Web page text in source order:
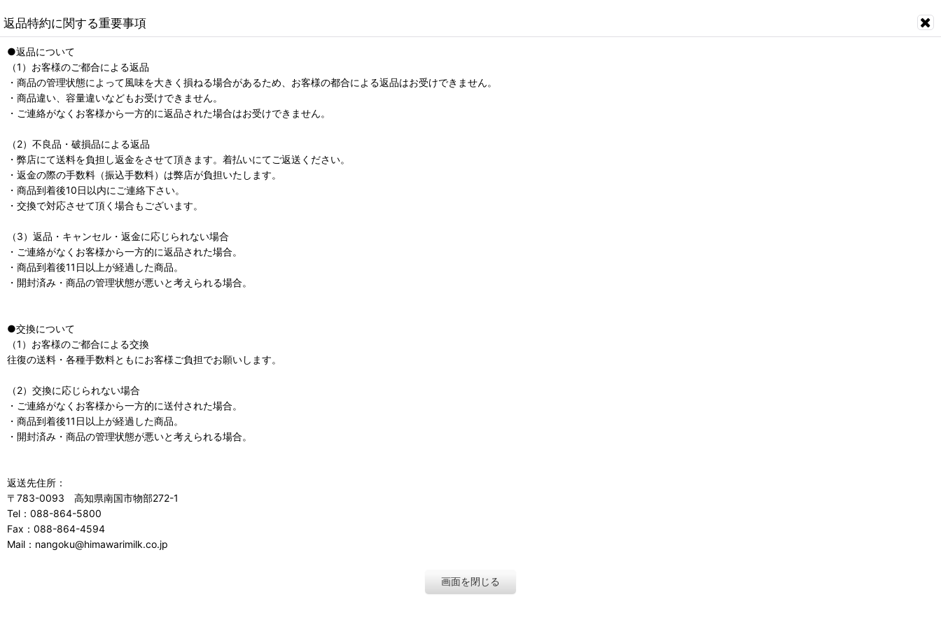
返品特約に関する重要事項
●返品について
（1）お客様のご都合による返品
・商品の管理状態によって風味を大きく損ねる場合があるため、お客様の都合による返品はお受けできません。
・商品違い、容量違いなどもお受けできません。
・ご連絡がなくお客様から一方的に返品された場合はお受けできません。
（2）不良品・破損品による返品
・弊店にて送料を負担し返金をさせて頂きます。着払いにてご返送ください。
・返金の際の手数料（振込手数料）は弊店が負担いたします。
・商品到着後10日以内にご連絡下さい。
・交換で対応させて頂く場合もございます。
（3）返品・キャンセル・返金に応じられない場合
・ご連絡がなくお客様から一方的に返品された場合。
・商品到着後11日以上が経過した商品。
・開封済み・商品の管理状態が悪いと考えられる場合。
●交換について
（1）お客様のご都合による交換
往復の送料・各種手数料ともにお客様ご負担でお願いします。
（2）交換に応じられない場合
・ご連絡がなくお客様から一方的に送付された場合。
・商品到着後11日以上が経過した商品。
・開封済み・商品の管理状態が悪いと考えられる場合。
返送先住所：
〒783-0093 高知県南国市物部272-1
Tel：088-864-5800
Fax：088-864-4594
Mail：nangoku@himawarimilk.co.jp
画面を閉じる